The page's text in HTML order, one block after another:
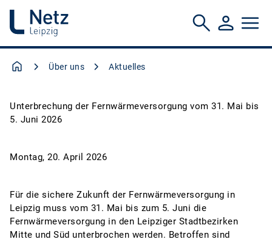
Über uns Aktuelles
Unterbrechung der Fernwärmeversorgung vom 31. Mai bis
5. Juni 2026
Montag, 20. April 2026
Für die sichere Zukunft der Fernwärmeversorgung in
Leipzig muss vom 31. Mai bis zum 5. Juni die
Fernwärmeversorgung in den Leipziger Stadtbezirken
Mitte und Süd unterbrochen werden. Betroffen sind